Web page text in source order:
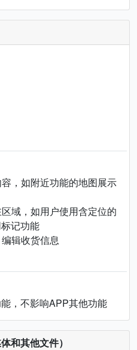
，如附近功能的地图展示
域，如用户使用含定位的
记功能
辑收货信息
，不影响APP其他功能
和其他文件）